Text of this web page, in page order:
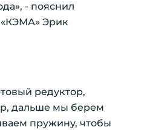
- пояснил
Эрик
редуктор,
дальше мы берем
пружину, чтобы